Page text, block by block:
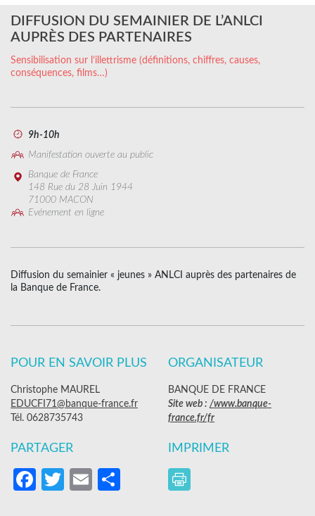
DIFFUSION DU SEMAINIER DE L’ANLCI
AUPRÈS DES PARTENAIRES
Sensibilisation sur l’illettrisme (définitions, chiffres, causes,
conséquences, films…)
9h-10h
Manifestation ouverte au public
Banque de France
148 Rue du 28 Juin 1944
71000 MACON
Evénement en ligne
Diffusion du semainier « jeunes » ANLCI auprès des partenaires de
la Banque de France.
POUR EN SAVOIR PLUS
Christophe MAUREL
EDUCFI71@banque-france.fr
Tél. 0628735743
ORGANISATEUR
BANQUE DE FRANCE
Site web : /www.banque-
france.fr/fr
PARTAGER
Facebook
Twitter
EmailPartager
IMPRIMER